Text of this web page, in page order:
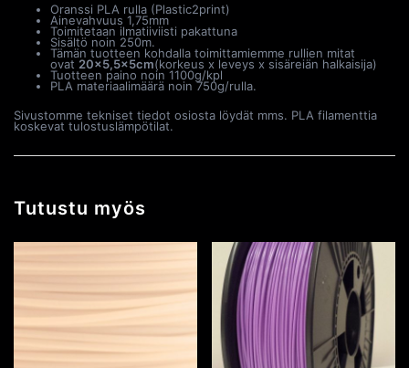
Oranssi PLA rulla (Plastic2print)
Ainevahvuus 1,75mm
Toimitetaan ilmatiiviisti pakattuna
Sisältö noin 250m.
Tämän tuotteen kohdalla toimittamiemme rullien mitat
ovat 20×5,5x5cm(korkeus x leveys x sisäreiän halkaisija)
Tuotteen paino noin 1100g/kpl
PLA materiaalimäärä noin 750g/rulla.
Sivustomme tekniset tiedot osiosta löydät mms. PLA filamenttia
koskevat tulostuslämpötilat.
Tutustu myös